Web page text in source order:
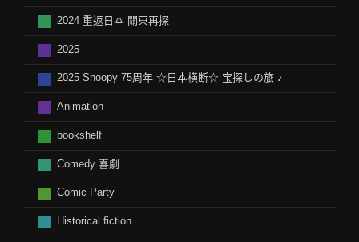
2024 重返日本 關東再探
2025
2025 Snoopy 75周年 ☆日本横断☆ 宝探しの旅 ♪
Animation
bookshelf
Comedy 喜劇
Comic Party
Historical fiction